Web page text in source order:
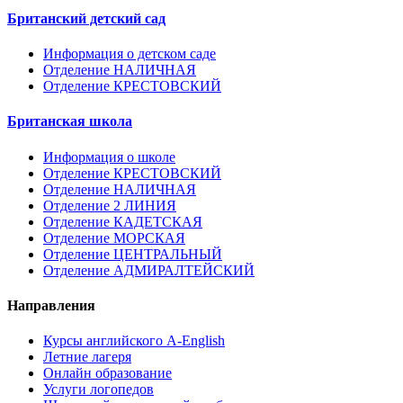
Британский детский сад
Информация о детском саде
Отделение НАЛИЧНАЯ
Отделение КРЕСТОВСКИЙ
Британская школа
Информация о школе
Отделение КРЕСТОВСКИЙ
Отделение НАЛИЧНАЯ
Отделение 2 ЛИНИЯ
Отделение КАДЕТСКАЯ
Отделение МОРСКАЯ
Отделение ЦЕНТРАЛЬНЫЙ
Отделение АДМИРАЛТЕЙСКИЙ
Направления
Курсы английского A-English
Летние лагеря
Онлайн образование
Услуги логопедов